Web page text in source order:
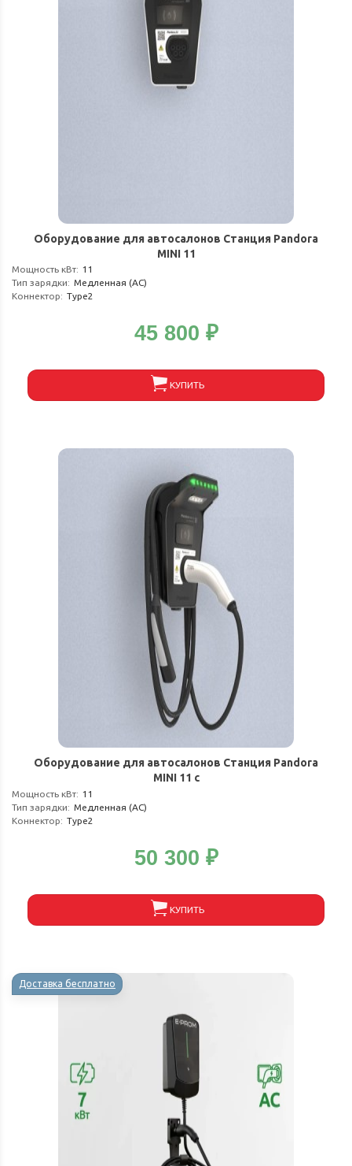
Оборудование для автосалонов Станция Pandora
MINI 11
Мощность кВт: 11
Тип зарядки: Медленная (АС)
Коннектор: Type2
45 800 ₽
КУПИТЬ
Оборудование для автосалонов Станция Pandora
MINI 11 c
Мощность кВт: 11
Тип зарядки: Медленная (АС)
Коннектор: Type2
50 300 ₽
КУПИТЬ
Доставка бесплатно